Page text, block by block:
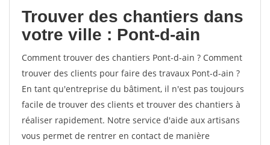
Trouver des chantiers dans
votre ville : Pont-d-ain
Comment trouver des chantiers Pont-d-ain ? Comment
trouver des clients pour faire des travaux Pont-d-ain ?
En tant qu'entreprise du bâtiment, il n'est pas toujours
facile de trouver des clients et trouver des chantiers à
réaliser rapidement. Notre service d'aide aux artisans
vous permet de rentrer en contact de manière